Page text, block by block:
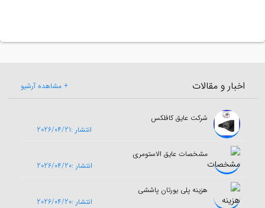
اخبار و مقالات + مشاهده آرشیو
شرکت عایق کافلکس
انتشار :2026/04/21
مشخصات عایق الاستومری
انتشار :2026/04/20
هزینه پلی یورتان پاششی
انتشار :2026/04/20